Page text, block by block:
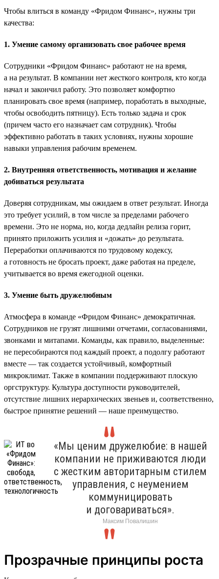
Чтобы влиться в команду «Фридом Финанс», нужны три
качества:
1. Умение самому организовать свое рабочее время
Сотрудники «Фридом Финанс» работают не на время,
а на результат. В компании нет жесткого контроля, кто когда
начал и закончил работу. Это позволяет комфортно
планировать свое время (например, поработать в выходные,
чтобы освободить пятницу). Есть только задача и срок
(причем часто его назначает сам сотрудник). Чтобы
эффективно работать в таких условиях, нужны хорошие
навыки управления рабочим временем.
2. Внутренняя ответственность, мотивация и желание
добиваться результата
Доверяя сотрудникам, мы ожидаем в ответ результат. Иногда
это требует усилий, в том числе за пределами рабочего
времени. Это не норма, но, когда дедлайн релиза горит,
принято приложить усилия и «дожать» до результата.
Переработки оплачиваются по трудовому кодексу,
а готовность не бросать проект, даже работая на пределе,
учитывается во время ежегодной оценки.
3. Умение быть дружелюбным
Атмосфера в команде «Фридом Финанс» демократичная.
Сотрудников не грузят лишними отчетами, согласованиями,
звонками и митапами. Команды, как правило, выделенные:
не пересобираются под каждый проект, а подолгу работают
вместе — так создается устойчивый, комфортный
микроклимат. Также в компании поддерживают плоскую
оргструктуру. Культура доступности руководителей,
отсутствие лишних иерархических звеньев и, соответственно,
быстрое принятие решений — наше преимущество.
«Мы ценим дружелюбие: в нашей
компании не приживаются люди
с жестким авторитарным стилем
управления, с неумением
коммуницировать
и договариваться».
Максим Повалишин
Прозрачные принципы роста